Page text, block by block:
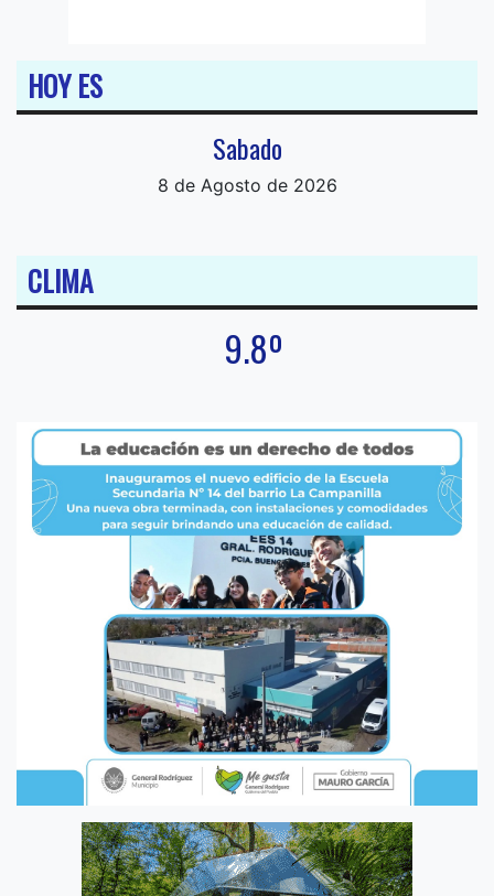
HOY ES
Sabado
8 de Agosto de 2026
CLIMA
9.8º